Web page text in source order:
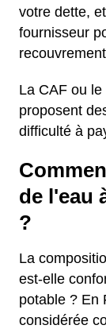
votre dette,
fournisseur
La CAF ou
proposent
difficulté à
de l'eau
?
La
est-elle
potable ? En
considérée